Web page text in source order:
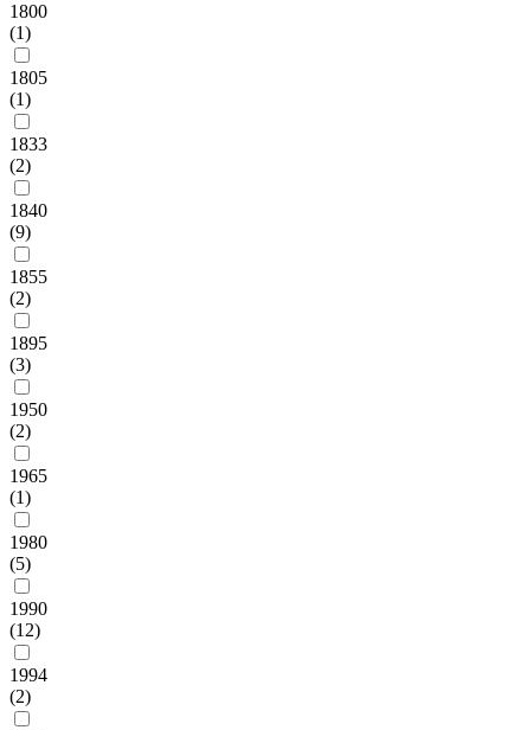
1800
(1)
1805
(1)
1833
(2)
1840
(9)
1855
(2)
1895
(3)
1950
(2)
1965
(1)
1980
(5)
1990
(12)
1994
(2)